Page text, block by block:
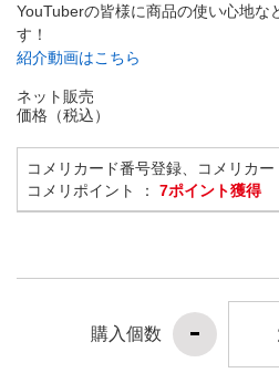
YouTuberの皆様に商品の使い心地な
す！
紹介動画はこちら
ネット販売
価格（税込）
コメリカード番号登録、コメリカ
コメリポイント ： 7ポイント獲得
購入個数